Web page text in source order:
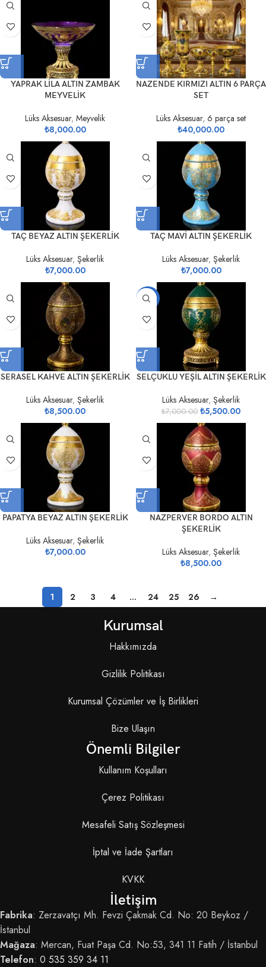
YAPRAK LİLA ALTIN ZAMBAK
MEYVELİK
Lüks Aksesuar, Meyvelik
₺8,000.00
NAZENDE KIRMIZI ALTIN 6 PARÇA
SET
Lüks Aksesuar, 6 parça set
₺40,000.00
TAÇ BEYAZ ALTIN ŞEKERLİK
Lüks Aksesuar, Şekerlik
₺7,000.00
TAÇ MAVİ ALTIN ŞEKERLİK
Lüks Aksesuar, Şekerlik
₺7,000.00
SERASEL KAHVE ALTIN ŞEKERLİK
Lüks Aksesuar, Şekerlik
₺8,500.00
-21%
SELÇUKLU YEŞİL ALTIN ŞEKERLİK
Lüks Aksesuar, Şekerlik
₺7,000.00 ₺5,500.00
PAPATYA BEYAZ ALTIN ŞEKERLİK
Lüks Aksesuar, Şekerlik
₺7,000.00
NAZPERVER BORDO ALTIN
ŞEKERLİK
Lüks Aksesuar, Şekerlik
₺8,500.00
1 2 3 4 … 24 25 26 →
Kurumsal
Hakkımızda
Gizlilik Politikası
Kurumsal Çözümler ve İş Birlikleri
Bize Ulaşın
Önemli Bilgiler
Kullanım Koşulları
Çerez Politikası
Mesafeli Satış Sözleşmesi
İptal ve İade Şartları
KVKK
İletişim
Fabrika: Zerzavatçı Mh. Fevzi Çakmak Cd. No: 20 Beykoz /
İstanbul
Mağaza: Mercan, Fuat Paşa Cd. No:53, 341 11 Fatih / İstanbul
Telefon: 0 535 359 34 11